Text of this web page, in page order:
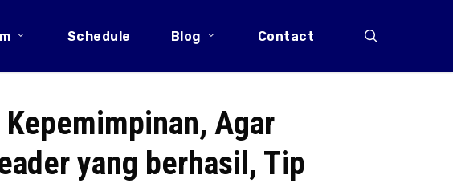
Schedule Blog Contact
Agar
yang berhasil, Tip